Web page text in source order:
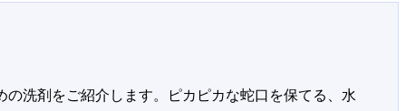
の洗剤をご紹介します。ピカピカな蛇口を保てる、水